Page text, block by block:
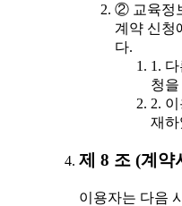
② 교육정
계약 신청
다.
1.
청을
2.
재하
제 8 조 (계약
이용자는 다음